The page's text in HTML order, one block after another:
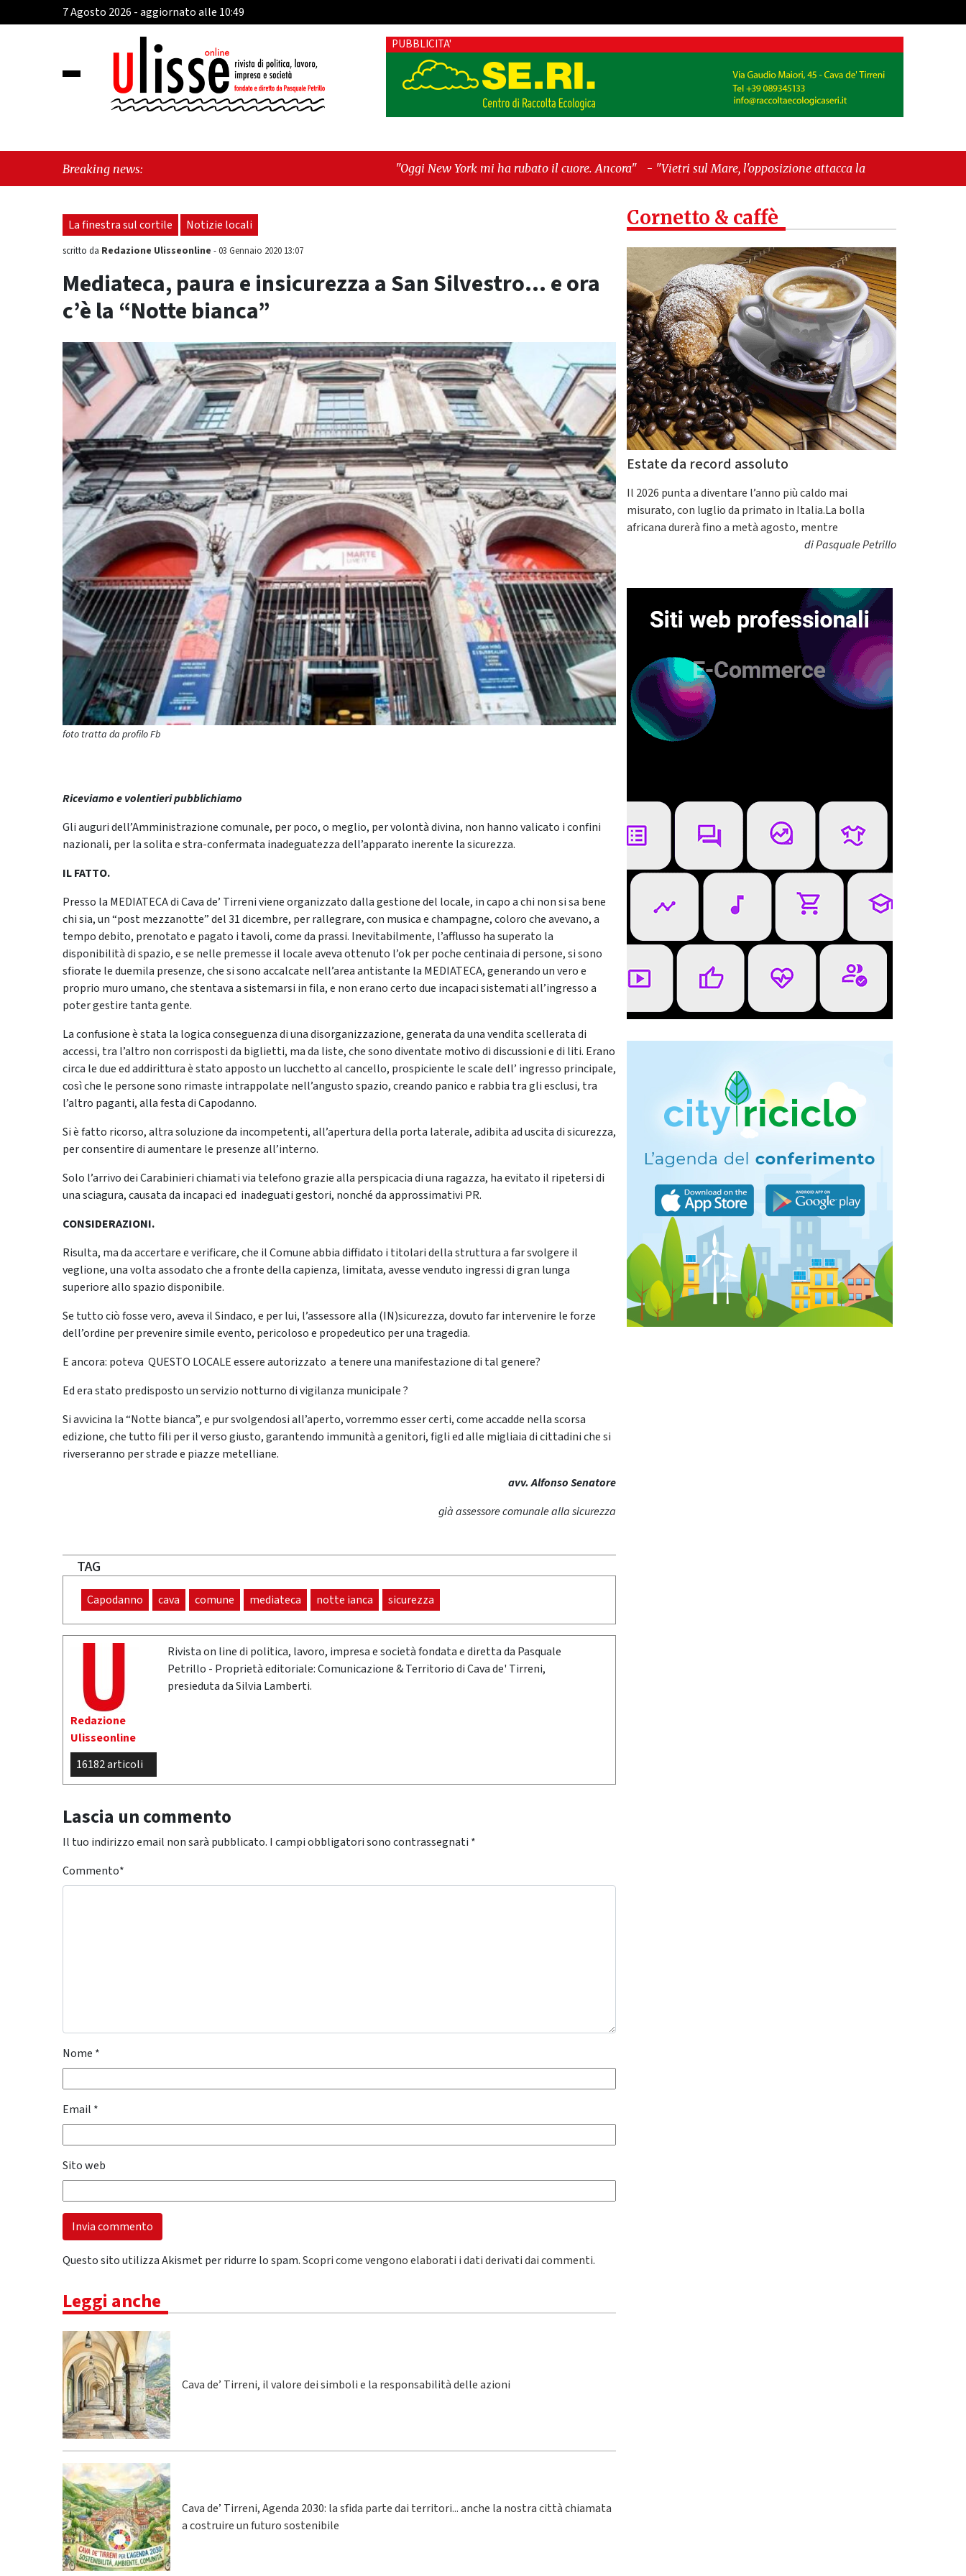
7 Agosto 2026 - aggiornato alle 10:49
PUBBLICITA'
Breaking news: "Oggi New York mi ha rubato il cuore. Ancora" -"Vietri sul Mare, l'opposizione attacca la maggioranza: «Delibere
approvate al buio e Tari con dati errati. Ora esposto alla Corte dei Conti»"
La finestra sul cortile Notizie locali
scritto da Redazione Ulisseonline -03 Gennaio 2020 13:07
Mediateca, paura e insicurezza a San Silvestro… e ora
c’è la “Notte bianca”
foto tratta da profilo Fb
Riceviamo e volentieri pubblichiamo
Gli auguri dell’Amministrazione comunale, per poco, o meglio, per volontà divina, non hanno valicato i confini
nazionali, per la solita e stra-confermata inadeguatezza dell’apparato inerente la sicurezza.
IL FATTO.
Presso la MEDIATECA di Cava de’ Tirreni viene organizzato dalla gestione del locale, in capo a chi non si sa bene
chi sia, un “post mezzanotte” del 31 dicembre, per rallegrare, con musica e champagne, coloro che avevano, a
tempo debito, prenotato e pagato i tavoli, come da prassi. Inevitabilmente, l’afflusso ha superato la
disponibilità di spazio, e se nelle premesse il locale aveva ottenuto l’ok per poche centinaia di persone, si sono
sfiorate le duemila presenze, che si sono accalcate nell’area antistante la MEDIATECA, generando un vero e
proprio muro umano, che stentava a sistemarsi in fila, e non erano certo due incapaci sistemati all’ingresso a
poter gestire tanta gente.
La confusione è stata la logica conseguenza di una disorganizzazione, generata da una vendita scellerata di
accessi, tra l’altro non corrisposti da biglietti, ma da liste, che sono diventate motivo di discussioni e di liti. Erano
circa le due ed addirittura è stato apposto un lucchetto al cancello, prospiciente le scale dell’ ingresso principale,
così che le persone sono rimaste intrappolate nell’angusto spazio, creando panico e rabbia tra gli esclusi, tra
l’altro paganti, alla festa di Capodanno.
Si è fatto ricorso, altra soluzione da incompetenti, all’apertura della porta laterale, adibita ad uscita di sicurezza,
per consentire di aumentare le presenze all’interno.
Solo l’arrivo dei Carabinieri chiamati via telefono grazie alla perspicacia di una ragazza, ha evitato il ripetersi di
una sciagura, causata da incapaci ed inadeguati gestori, nonché da approssimativi PR.
CONSIDERAZIONI.
Risulta, ma da accertare e verificare, che il Comune abbia diffidato i titolari della struttura a far svolgere il
veglione, una volta assodato che a fronte della capienza, limitata, avesse venduto ingressi di gran lunga
superiore allo spazio disponibile.
Se tutto ciò fosse vero, aveva il Sindaco, e per lui, l’assessore alla (IN)sicurezza, dovuto far intervenire le forze
dell’ordine per prevenire simile evento, pericoloso e propedeutico per una tragedia.
E ancora: poteva QUESTO LOCALE essere autorizzato a tenere una manifestazione di tal genere?
Ed era stato predisposto un servizio notturno di vigilanza municipale ?
Si avvicina la “Notte bianca”, e pur svolgendosi all’aperto, vorremmo esser certi, come accadde nella scorsa
edizione, che tutto fili per il verso giusto, garantendo immunità a genitori, figli ed alle migliaia di cittadini che si
riverseranno per strade e piazze metelliane.
avv. Alfonso Senatore
già assessore comunale alla sicurezza
TAG
Capodanno cava comune mediateca notte ianca sicurezza
Redazione
Ulisseonline
16182 articoli
Rivista on line di politica, lavoro, impresa e società fondata e diretta da Pasquale
Petrillo - Proprietà editoriale: Comunicazione & Territorio di Cava de' Tirreni,
presieduta da Silvia Lamberti.
Lascia un commento
Il tuo indirizzo email non sarà pubblicato. I campi obbligatori sono contrassegnati *
Commento*
Nome *
Email *
Sito web
Questo sito utilizza Akismet per ridurre lo spam.Scopri come vengono elaborati i dati derivati dai commenti.
Leggi anche
Cava de’ Tirreni, il valore dei simboli e la responsabilità delle azioni
Cava de’ Tirreni, Agenda 2030: la sfida parte dai territori... anche la nostra città chiamata
a costruire un futuro sostenibile
Cornetto & caffè
Estate da record assoluto
Il 2026 punta a diventare l’anno più caldo mai
misurato, con luglio da primato in Italia.La bolla
africana durerà fino a metà agosto, mentre
diPasquale Petrillo